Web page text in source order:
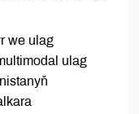
we ulag
ulag